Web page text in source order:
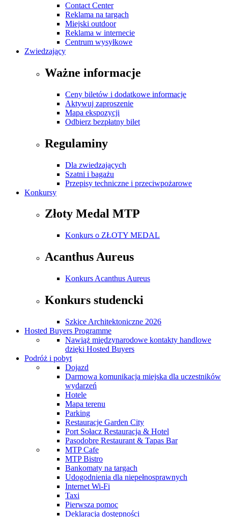
Contact Center
Reklama na targach
Miejski outdoor
Reklama w internecie
Centrum wysyłkowe
Zwiedzający
Ważne informacje
Ceny biletów i dodatkowe informacje
Aktywuj zaproszenie
Mapa ekspozycji
Odbierz bezpłatny bilet
Regulaminy
Dla zwiedzających
Szatni i bagażu
Przepisy techniczne i przeciwpożarowe
Konkursy
Złoty Medal MTP
Konkurs o ZŁOTY MEDAL
Acanthus Aureus
Konkurs Acanthus Aureus
Konkurs studencki
Szkice Architektoniczne 2026
Hosted Buyers Programme
Nawiąż międzynarodowe kontakty handlowe
dzięki Hosted Buyers
Podróż i pobyt
Dojazd
Darmowa komunikacja miejska dla uczestników
wydarzeń
Hotele
Mapa terenu
Parking
Restauracje Garden City
Port Sołacz Restauracja & Hotel
Pasodobre Restaurant & Tapas Bar
MTP Cafe
MTP Bistro
Bankomaty na targach
Udogodnienia dla niepełnosprawnych
Internet Wi-Fi
Taxi
Pierwsza pomoc
Deklaracja dostępności